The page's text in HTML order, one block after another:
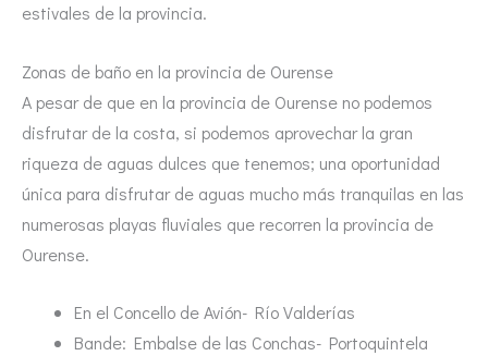
estivales de la provincia.
Zonas de baño en la provincia de Ourense
A pesar de que en la provincia de Ourense no podemos
disfrutar de la costa, si podemos aprovechar la gran
riqueza de aguas dulces que tenemos; una oportunidad
única para disfrutar de aguas mucho más tranquilas en las
numerosas playas fluviales que recorren la provincia de
Ourense.
En el Concello de Avión- Río Valderías
Bande: Embalse de las Conchas- Portoquintela